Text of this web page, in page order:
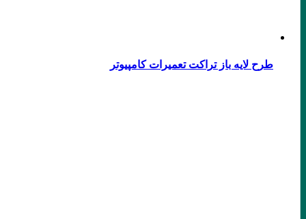
طرح لایه باز تراکت تعمیرات کامپیوتر